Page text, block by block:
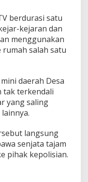
berdurasi satu
kejaran dan
menggunakan
salah satu
daerah Desa
tak terkendali
yang saling
langsung
senjata tajam
pihak kepolisian.